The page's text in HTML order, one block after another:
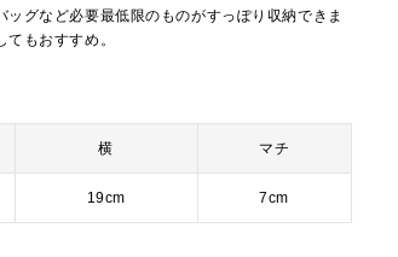
グなど必要最低限のものがすっぽり収納できま
もおすすめ。
横 マチ
19cm 7cm